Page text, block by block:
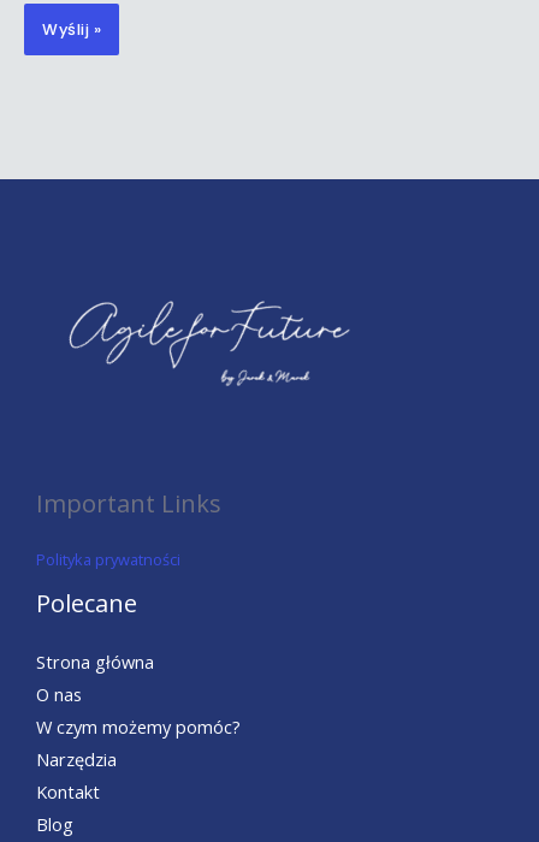
Important Links
Polityka prywatności
Polecane
Strona główna
O nas
W czym możemy pomóc?
Narzędzia
Kontakt
Blog